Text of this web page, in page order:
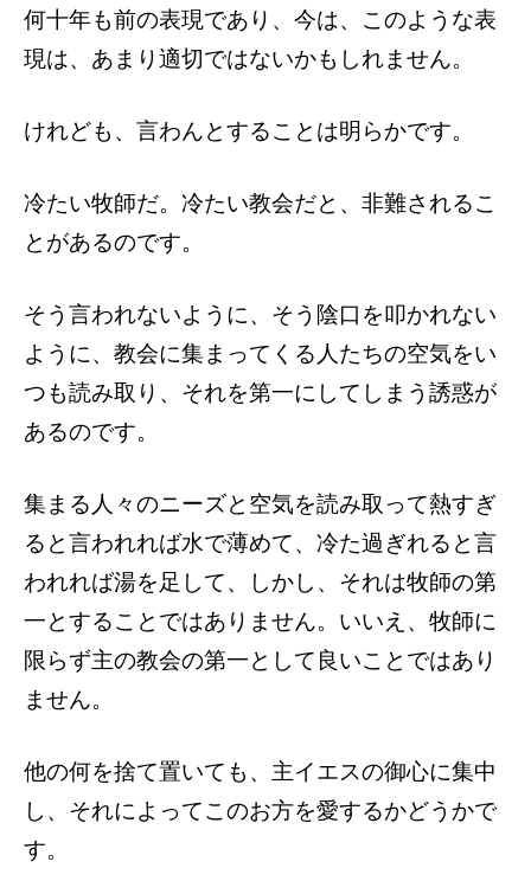
何十年も前の表現であり、今は、このような表
現は、あまり適切ではないかもしれません。
けれども、言わんとすることは明らかです。
冷たい牧師だ。冷たい教会だと、非難されるこ
とがあるのです。
そう言われないように、そう陰口を叩かれない
ように、教会に集まってくる人たちの空気をい
つも読み取り、それを第一にしてしまう誘惑が
あるのです。
集まる人々のニーズと空気を読み取って熱すぎ
ると言われれば水で薄めて、冷た過ぎれると言
われれば湯を足して、しかし、それは牧師の第
一とすることではありません。いいえ、牧師に
限らず主の教会の第一として良いことではあり
ません。
他の何を捨て置いても、主イエスの御心に集中
し、それによってこのお方を愛するかどうかで
す。